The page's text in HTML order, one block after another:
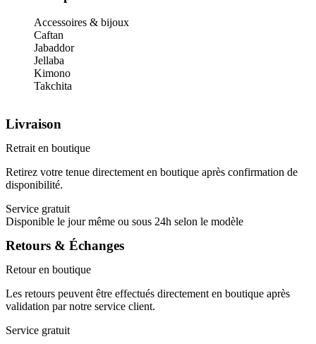
Accessoires & bijoux
Caftan
Jabaddor
Jellaba
Kimono
Takchita
Livraison
Retrait en boutique
Retirez votre tenue directement en boutique après confirmation de
disponibilité.
Service gratuit
Disponible le jour même ou sous 24h selon le modèle
Retours & Échanges
Retour en boutique
Les retours peuvent être effectués directement en boutique après
validation par notre service client.
Service gratuit